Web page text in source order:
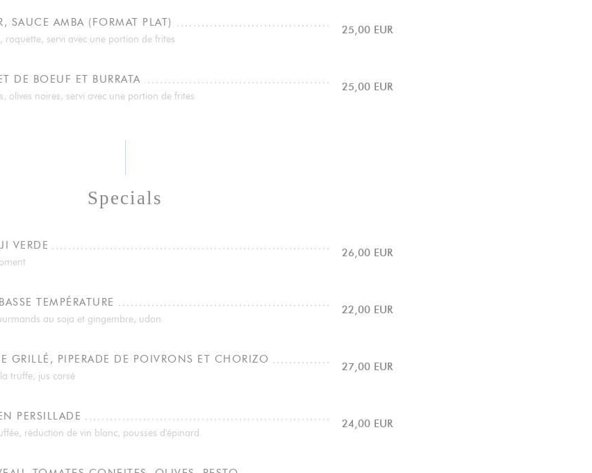
SAUCE AMBA (FORMAT PLAT)
servi avec une portion de frites
25,00 EUR
DE BOEUF ET BURRATA
olives noires, servi avec une portion de frites
25,00 EUR
Specials
VERDE
26,00 EUR
TEMPÉRATURE
au soja et gingembre, udon
22,00 EUR
GRILLÉ, PIPERADE DE POIVRONS ET CHORIZO
truffe, jus corsé
27,00 EUR
PERSILLADE
réduction de vin blanc, pousses d'épinard
24,00 EUR